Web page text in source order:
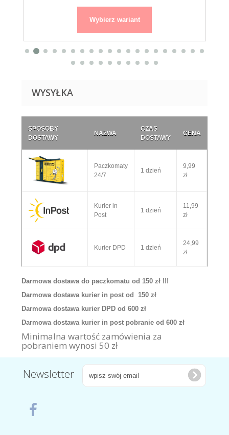
Wybierz wariant
WYSYŁKA
SPOSOBY
DOSTAWY
NAZWA
CZAS
DOSTAWY
CENA
Paczkomaty
24/7
1 dzień
9,99
zł
Kurier in
Post
1 dzień
11,99
zł
Kurier DPD 1 dzień
24,99
zł
Darmowa dostawa do paczkomatu od 150 zł !!!
Darmowa dostawa kurier in post od 150 zł
Darmowa dostawa kurier DPD od 600 zł
Darmowa dostawa kurier in post pobranie od 600 zł
Minimalna wartość zamówienia za
pobraniem wynosi 50 zł
Newsletter